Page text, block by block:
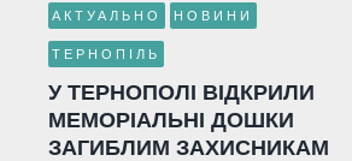
АКТУАЛЬНО НОВИНИ
ТЕРНОПІЛЬ
У ТЕРНОПОЛІ ВІДКРИЛИ
МЕМОРІАЛЬНІ ДОШКИ
ЗАГИБЛИМ ЗАХИСНИКАМ